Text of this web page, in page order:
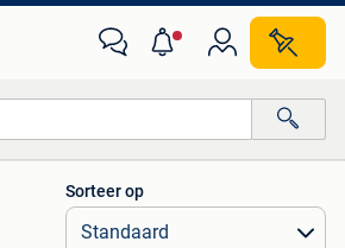
Alle afstanden…
Sorteer op